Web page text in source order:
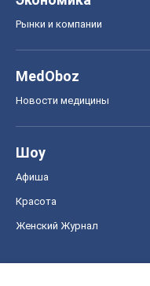
Рынки и компании
MedOboz
Новости медицины
Шоу
Афиша
Красота
Женский Журнал